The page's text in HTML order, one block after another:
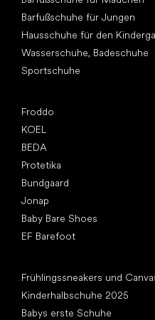
Barfußschuhe für Jungen
Hausschuhe für den
Wasserschuhe, Badeschuhe
Sportschuhe
Froddo
KOEL
BEDA
Protetika
Bundgaard
Jonap
Baby Bare Shoes
EF Barefoot
Frühlingssneakers und
Kinderhalbschuhe 2025
Babys erste Schuhe